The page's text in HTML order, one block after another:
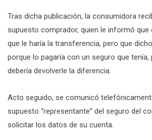
Tras dicha publicación, la consumidora
supuesto comprador, quien le informó que
que le haría la transferencia, pero que
porque lo pagaría con un seguro que tenía,
debería devolverle la diferencia.
Acto seguido, se comunicó
supuesto “representante” del seguro del
solicitar los datos de su cuenta.